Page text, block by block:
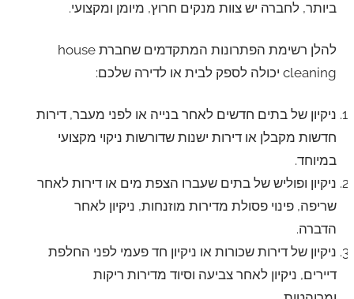
ביותר, לחברה יש צוות מנקים חרוץ, מיומן ומקצועי.
להלן רשימת הפתרונות המתקדמים שחברת house
cleaning יכולה לספק לבית או לדירה שלכם:
ניקיון של בתים חדשים לאחר בנייה או לפני מעבר, דירות
חדשות מקבלן או דירות ישנות שדורשות ניקוי מקצועי
במיוחד.
ניקיון ופוליש של בתים שעברו הצפת מים או דירות לאחר
שריפה, פינוי פסולת מדירות מוזנחות, ניקיון לאחר
הדברה.
ניקיון של דירות שכורות או ניקיון חד פעמי לפני החלפת
דיירים, ניקיון לאחר צביעה וסיוד מדירות ריקות